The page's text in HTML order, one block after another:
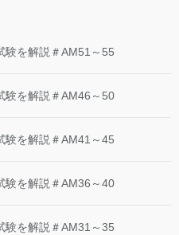
験を解説＃AM51～55
験を解説＃AM46～50
験を解説＃AM41～45
験を解説＃AM36～40
験を解説＃AM31～35